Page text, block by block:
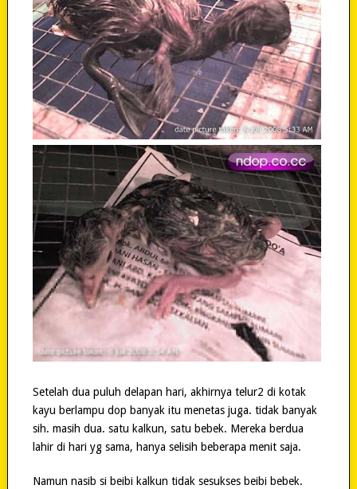
Setelah dua puluh delapan hari, akhirnya telur2 di kotak
kayu berlampu dop banyak itu menetas juga. tidak banyak
sih. masih dua. satu kalkun, satu bebek. Mereka berdua
lahir di hari yg sama, hanya selisih beberapa menit saja.
Namun nasib si beibi kalkun tidak sesukses beibi bebek.